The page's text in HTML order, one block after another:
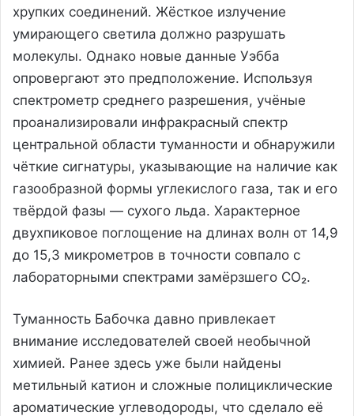
хрупких соединений. Жёсткое излучение
умирающего светила должно разрушать
молекулы. Однако новые данные Уэбба
опровергают это предположение. Используя
спектрометр среднего разрешения, учёные
проанализировали инфракрасный спектр
центральной области туманности и обнаружили
чёткие сигнатуры, указывающие на наличие как
газообразной формы углекислого газа, так и его
твёрдой фазы — сухого льда. Характерное
двухпиковое поглощение на длинах волн от 14,9
до 15,3 микрометров в точности совпало с
лабораторными спектрами замёрзшего CO₂.
Туманность Бабочка давно привлекает
внимание исследователей своей необычной
химией. Ранее здесь уже были найдены
метильный катион и сложные полициклические
ароматические углеводороды, что сделало её